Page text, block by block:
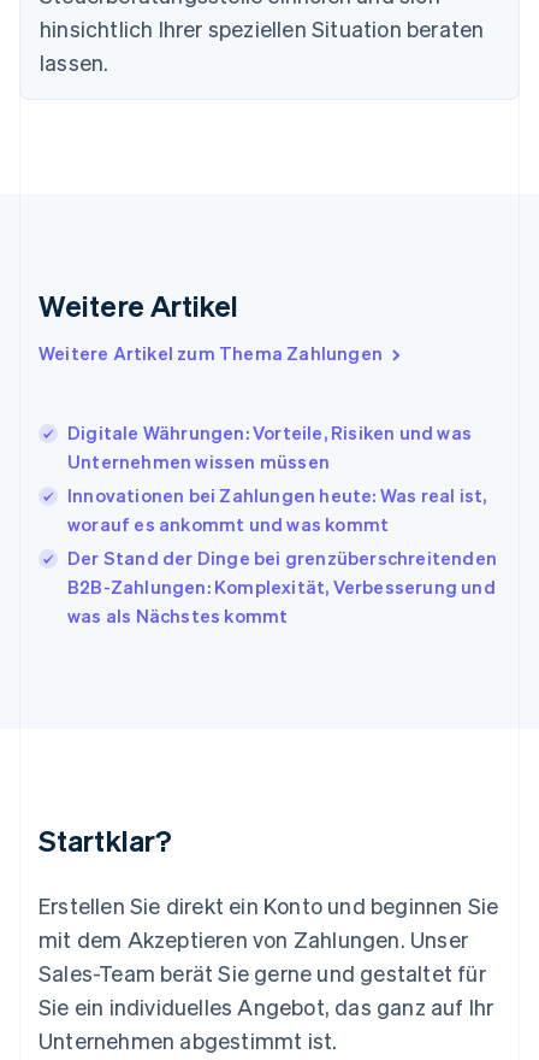
hinsichtlich Ihrer speziellen Situation beraten
lassen.
Weitere Artikel
Weitere Artikel zum Thema Zahlungen
Digitale Währungen: Vorteile, Risiken und was
Unternehmen wissen müssen
Innovationen bei Zahlungen heute: Was real ist,
worauf es ankommt und was kommt
Der Stand der Dinge bei grenzüberschreitenden
B2B-Zahlungen: Komplexität, Verbesserung und
was als Nächstes kommt
Startklar?
Erstellen Sie direkt ein Konto und beginnen Sie
mit dem Akzeptieren von Zahlungen. Unser
Sales-Team berät Sie gerne und gestaltet für
Sie ein individuelles Angebot, das ganz auf Ihr
Unternehmen abgestimmt ist.
English
Festlandchina
Indien
Irland
Italiano English
Japan
Kanada
EnglishFrançais
Kroatien
English Italiano
English
Malta
Mexiko
Neuseeland
English
Niederlande
Nederlands English
Norwegen